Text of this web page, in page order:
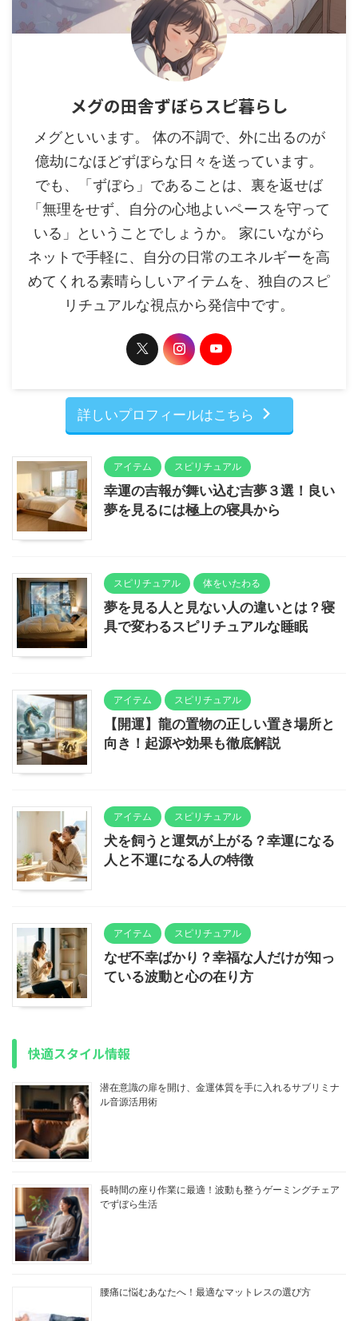
メグの田舎ずぼらスピ暮らし
メグといいます。 体の不調で、外に出るのが
億劫になほどずぼらな日々を送っています。
でも、「ずぼら」であることは、裏を返せば
「無理をせず、自分の心地よいペースを守って
いる」ということでしょうか。 家にいながら
ネットで手軽に、自分の日常のエネルギーを高
めてくれる素晴らしいアイテムを、独自のスピ
リチュアルな視点から発信中です。
詳しいプロフィールはこちら
アイテム スピリチュアル
幸運の吉報が舞い込む吉夢３選！良い
夢を見るには極上の寝具から
スピリチュアル 体をいたわる
夢を見る人と見ない人の違いとは？寝
具で変わるスピリチュアルな睡眠
アイテム スピリチュアル
【開運】龍の置物の正しい置き場所と
向き！起源や効果も徹底解説
アイテム スピリチュアル
犬を飼うと運気が上がる？幸運になる
人と不運になる人の特徴
アイテム スピリチュアル
なぜ不幸ばかり？幸福な人だけが知っ
ている波動と心の在り方
快適スタイル情報
潜在意識の扉を開け、金運体質を手に入れるサブリミナ
ル音源活用術
長時間の座り作業に最適！波動も整うゲーミングチェア
でずぼら生活
腰痛に悩むあなたへ！最適なマットレスの選び方